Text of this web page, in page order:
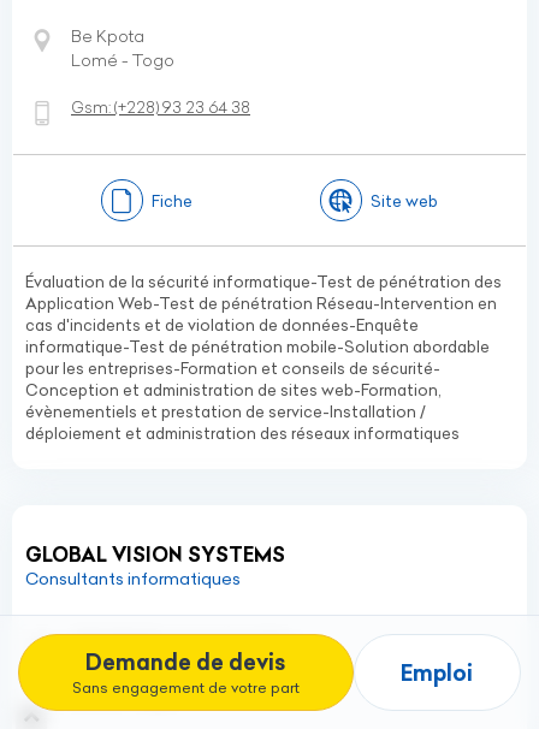
Demande de devis
Sans engagement de votre part
Emploi
Be Kpota
Lomé - Togo
Gsm:(+228)93 23 64 38
Fiche Site web
Évaluation de la sécurité informatique-Test de pénétration des
Application Web-Test de pénétration Réseau-Intervention en
cas d'incidents et de violation de données-Enquête
informatique-Test de pénétration mobile-Solution abordable
pour les entreprises-Formation et conseils de sécurité-
Conception et administration de sites web-Formation,
évènementiels et prestation de service-Installation /
déploiement et administration des réseaux informatiques
GLOBAL VISION SYSTEMS
Consultants informatiques
Kégué
Lomé - Togo